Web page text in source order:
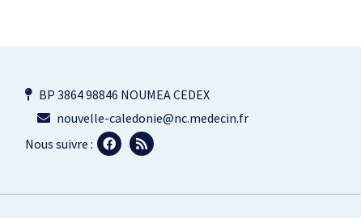
BP 3864 98846 NOUMEA CEDEX
nouvelle-caledonie@nc.medecin.fr
Nous suivre :